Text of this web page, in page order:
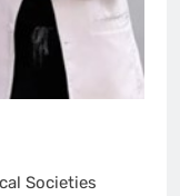
Societies